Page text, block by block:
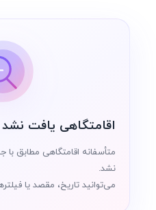
اقامتگاهی یافت نشد
متأسفانه اقامتگاهی مطابق با
نشد.
می‌توانید تاریخ، مقصد یا